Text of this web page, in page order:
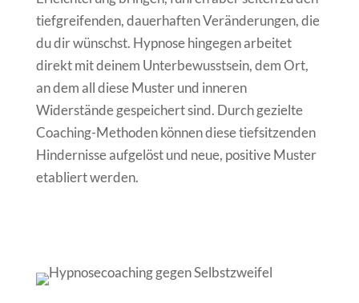
tiefgreifenden, dauerhaften Veränderungen, die
du dir wünschst. Hypnose hingegen arbeitet
direkt mit deinem Unterbewusstsein, dem Ort,
an dem all diese Muster und inneren
Widerstände gespeichert sind. Durch gezielte
Coaching-Methoden können diese tiefsitzenden
Hindernisse aufgelöst und neue, positive Muster
etabliert werden.